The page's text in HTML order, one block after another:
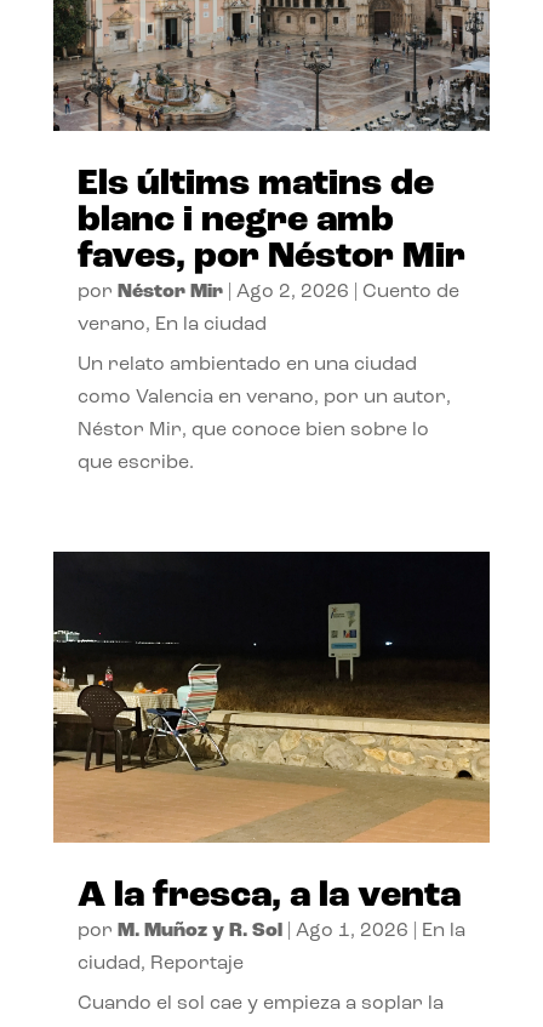
Els últims matins de
blanc i negre amb
faves, por Néstor Mir
por Néstor Mir| Ago 2, 2026
Cuento de
verano, En la ciudad
Un relato ambientado en una ciudad
como Valencia en verano, por un autor,
Néstor Mir, que conoce bien sobre lo
que escribe.
A la fresca, a la venta
por M. Muñoz y R. Sol| Ago 1, 2026
En la
ciudad, Reportaje
Cuando el sol cae y empieza a soplar la